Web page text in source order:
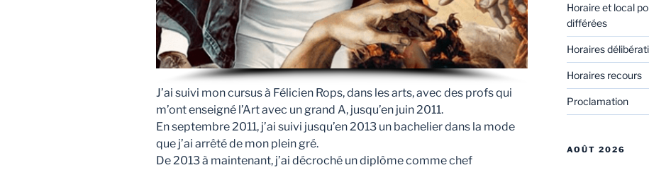
J’ai suivi mon cursus à Félicien Rops, dans les arts, avec des profs qui
m’ont enseigné l’Art avec un grand A, jusqu’en juin 2011.
En septembre 2011, j’ai suivi jusqu’en 2013 un bachelier dans la mode
que j’ai arrêté de mon plein gré.
De 2013 à maintenant, j’ai décroché un diplôme comme chef
Horaire et local
différées
Horaires
Horaires recours
Proclamation
AOÛT 2026